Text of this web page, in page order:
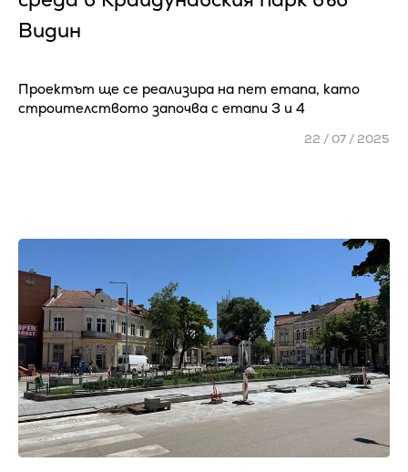
Видин
Проектът ще се реализира на пет етапа, като
строителството започва с етапи 3 и 4
22 / 07 / 2025